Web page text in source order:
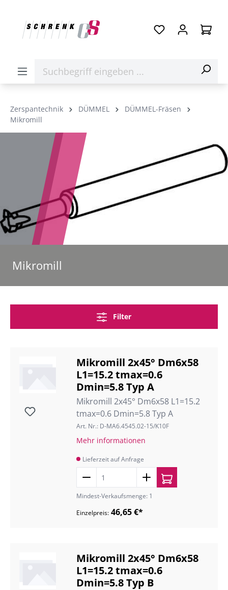
Zerspantechnik DÜMMEL
DÜMMEL-Fräsen
Mikromill
Mikromill
Filter
Mikromill 2x45° Dm6x58
L1=15.2 tmax=0.6
Dmin=5.8 Typ A
Mikromill 2x45° Dm6x58 L1=15.2
tmax=0.6 Dmin=5.8 Typ A
Art. Nr.: D-MA6.4545.02-15/K10F
Mehr informationen
Lieferzeit auf Anfrage
Mindest-Verkaufsmenge: 1
Einzelpreis: 46,65 €*
Mikromill 2x45° Dm6x58
L1=15.2 tmax=0.6
Dmin=5.8 Typ B